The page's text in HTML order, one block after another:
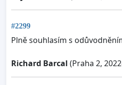
#2299
Plně souhlasím s
Richard Barcal (Praha 2,